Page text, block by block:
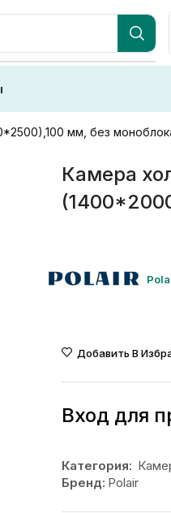
мм, без
Камера
Добавить В
Вход для
Категория:
Бренд: Polair